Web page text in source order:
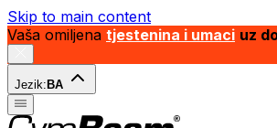
Skip to main content
Vaša omiljena tjestenina i umaci uz
Jezik: BA